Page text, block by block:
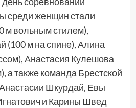
среди женщин стали
м вольным стилем),
(100 м на спине), Алина
Анастасия Кулешова
а также команда Брестской
Шкурдай, Евы
и Карины Швед